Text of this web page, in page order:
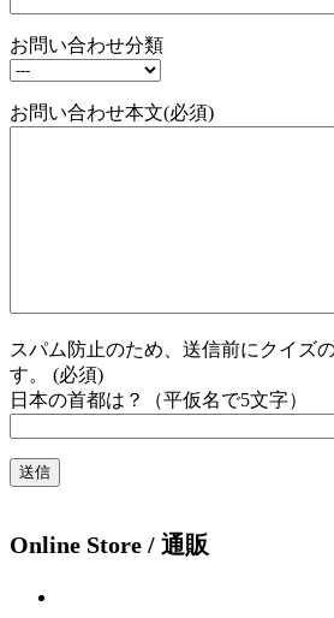
お問い合わせ分類
お問い合わせ本文(必須)
スパム防止のため、送信前にクイズ
す。 (必須)
日本の首都は？（平仮名で5文字）
Online Store / 通販